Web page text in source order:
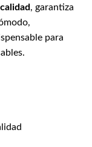
, garantiza
para